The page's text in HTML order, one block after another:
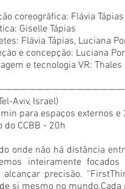
coreográfica: Flávia Tápias
Giselle Tápias
Flávia Tápias, Luciana
e concepção: Luciana
e tecnologia VR:
Aviv, Israel)
min para espaços externos
do CCBB - 20h
onde não há distância
inteiramente
precisão.